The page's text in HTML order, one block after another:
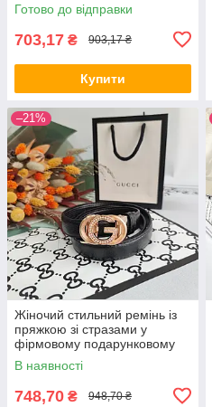
Готово до відправки
703,17 ₴ 903,17 ₴
Купити
–21%
Жіночий стильний ремінь із
пряжкою зі стразами у
фірмовому подарунковому
пакеті
В наявності
748,70 ₴ 948,70 ₴